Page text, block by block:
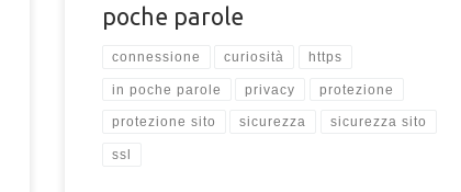
poche parole
connessione curiosità https
in poche parole privacy protezione
protezione sito sicurezza sicurezza sito
ssl